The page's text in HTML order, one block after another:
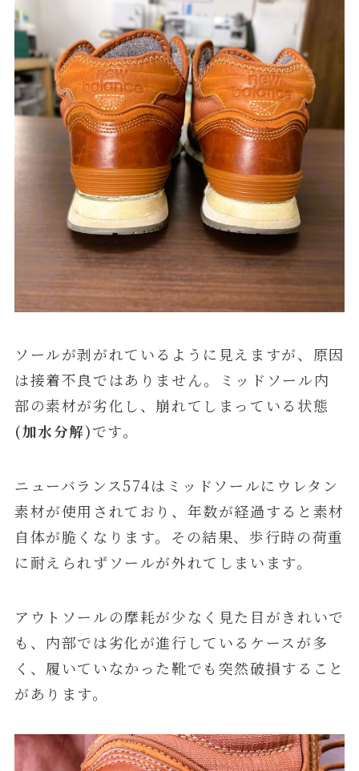
ソールが剥がれているように見えますが、原因
は接着不良ではありません。ミッドソール内
部の素材が劣化し、崩れてしまっている状態
(加水分解)です。
ニューバランス574はミッドソールにウレタン
素材が使用されており、年数が経過すると素材
自体が脆くなります。その結果、歩行時の荷重
に耐えられずソールが外れてしまいます。
アウトソールの摩耗が少なく見た目がきれいで
も、内部では劣化が進行しているケースが多
く、履いていなかった靴でも突然破損すること
があります。